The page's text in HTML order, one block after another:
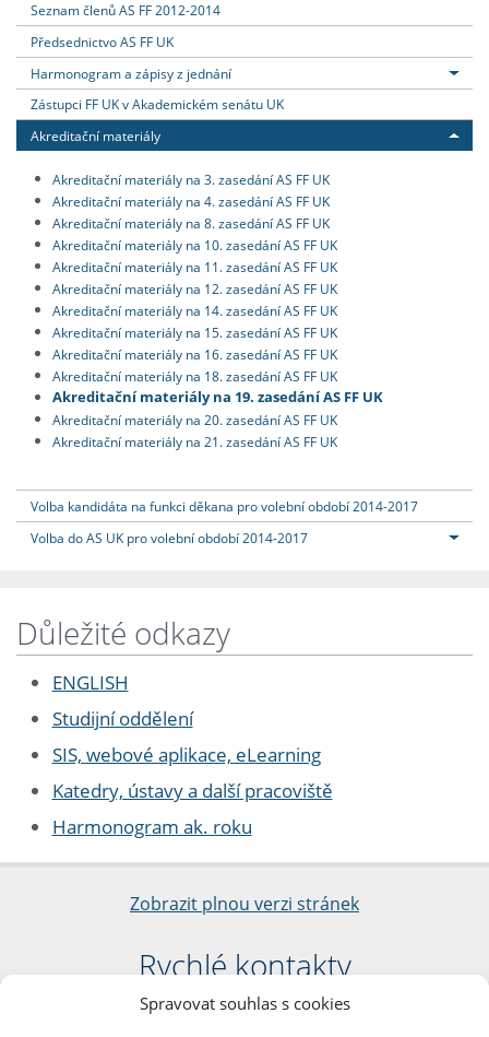
Spravovat souhlas s cookies
Seznam členů AS FF 2012-2014
Předsednictvo AS FF UK
Harmonogram a zápisy z jednání
Zástupci FF UK v Akademickém senátu UK
Akreditační materiály
Akreditační materiály na 3. zasedání AS FF UK
Akreditační materiály na 4. zasedání AS FF UK
Akreditační materiály na 8. zasedání AS FF UK
Akreditační materiály na 10. zasedání AS FF UK
Akreditační materiály na 11. zasedání AS FF UK
Akreditační materiály na 12. zasedání AS FF UK
Akreditační materiály na 14. zasedání AS FF UK
Akreditační materiály na 15. zasedání AS FF UK
Akreditační materiály na 16. zasedání AS FF UK
Akreditační materiály na 18. zasedání AS FF UK
Akreditační materiály na 19. zasedání AS FF UK
Akreditační materiály na 20. zasedání AS FF UK
Akreditační materiály na 21. zasedání AS FF UK
Volba kandidáta na funkci děkana pro volební období 2014-2017
Volba do AS UK pro volební období 2014-2017
Důležité odkazy
ENGLISH
Studijní oddělení
SIS, webové aplikace, eLearning
Katedry, ústavy a další pracoviště
Harmonogram ak. roku
Zobrazit plnou verzi stránek
Rychlé kontakty
Filozofická fakulta